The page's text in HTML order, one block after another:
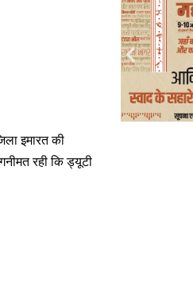
इमारत की
रही कि ड्यूटी